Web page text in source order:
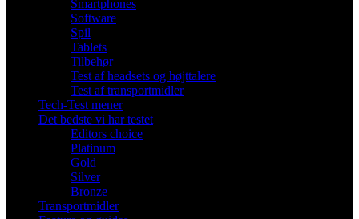
Smartphones
Software
Spil
Tablets
Tilbehør
Test af headsets og højttalere
Test af transportmidler
Tech-Test mener
Det bedste vi har testet
Editors choice
Platinum
Gold
Silver
Bronze
Transportmidler